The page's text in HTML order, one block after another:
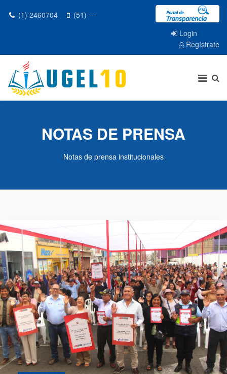
(1) 2460704
(51) ---
Login
Regístrate
NOTAS DE PRENSA
Notas de prensa institucionales